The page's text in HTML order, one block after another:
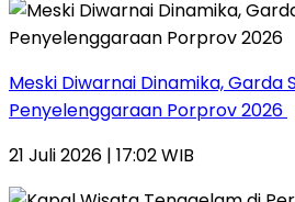
Meski Diwarnai Dinamika, Garda
Penyelenggaraan Porprov 2026 ‎
21 Juli 2026 | 17:02 WIB